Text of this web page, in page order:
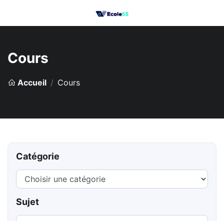
Cours
Accueil Cours
Catégorie
Sujet